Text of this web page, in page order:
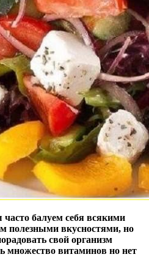
балуем себя всякими
полезными вкусностями, но
свой организм
множество витаминов но нет